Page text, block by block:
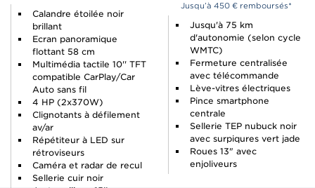
Calandre étoilée noir
brillant
Ecran panoramique
flottant 58 cm
Multimédia tactile 10'' TFT
compatible CarPlay/Car
Auto sans fil
4 HP (2x370W)
Clignotants à défilement
av/ar
Répétiteur à LED sur
rétroviseurs
Caméra et radar de recul
Sellerie cuir noir
Jusqu’à 450 € remboursés*
Jusqu'à 75 km
d'autonomie (selon cycle
WMTC)
Fermeture centralisée
avec télécommande
Lève-vitres électriques
Pince smartphone
centrale
Sellerie TEP nubuck noir
avec surpiqures vert jade
Roues 13" avec
enjoliveurs